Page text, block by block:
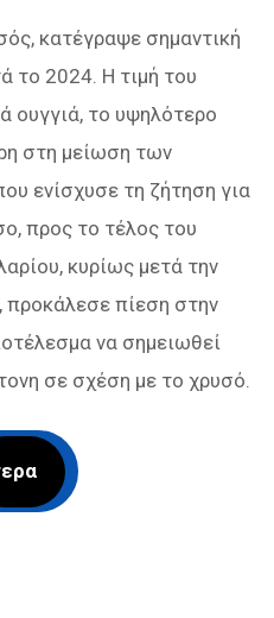
κατέγραψε σημαντική
το 2024. Η τιμή του
ουγγιά, το υψηλότερο
στη μείωση των
ενίσχυσε τη ζήτηση για
προς το τέλος του
κυρίως μετά την
προκάλεσε πίεση στην
να σημειωθεί
σε σχέση με το χρυσό.